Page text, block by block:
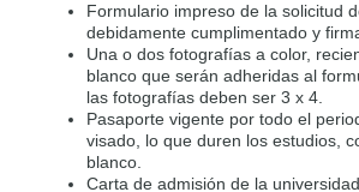
Formulario impreso de la solicitud
debidamente cumplimentado y
Una o dos fotografías a color,
blanco que serán adheridas al
las fotografías deben ser 3 x 4.
Pasaporte vigente por todo el
visado, lo que duren los estudios,
blanco.
Carta de admisión de la